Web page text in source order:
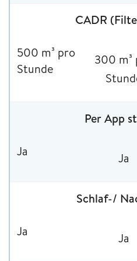
CADR
500 m³ pro
Stunde
300 m³
Per App
Ja Ja
Schlaf-/
Ja Ja